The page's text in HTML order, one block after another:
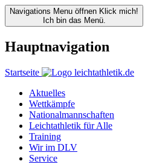
Navigations Menu öffnen Klick mich!
Ich bin das Menü.
Hauptnavigation
Startseite
Aktuelles
Wettkämpfe
Nationalmannschaften
Leichtathletik für Alle
Training
Wir im DLV
Service